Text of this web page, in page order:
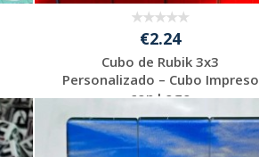
€2.24
Cubo de Rubik 3x3
Personalizado – Cubo Impreso
con Logo
Solicitar
presupuesto